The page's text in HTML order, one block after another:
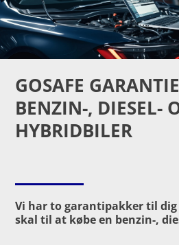
GOSAFE
BENZIN-, DIESEL-
HYBRIDBILER
Vi har to garantipakker til
skal til at købe en benzin-,